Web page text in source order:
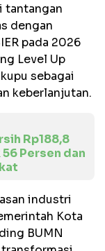
tantangan
dengan
pada 2026
Level Up
sebagai
keberlanjutan.
Rp188,8
Persen dan
industri
Kota
BUMN